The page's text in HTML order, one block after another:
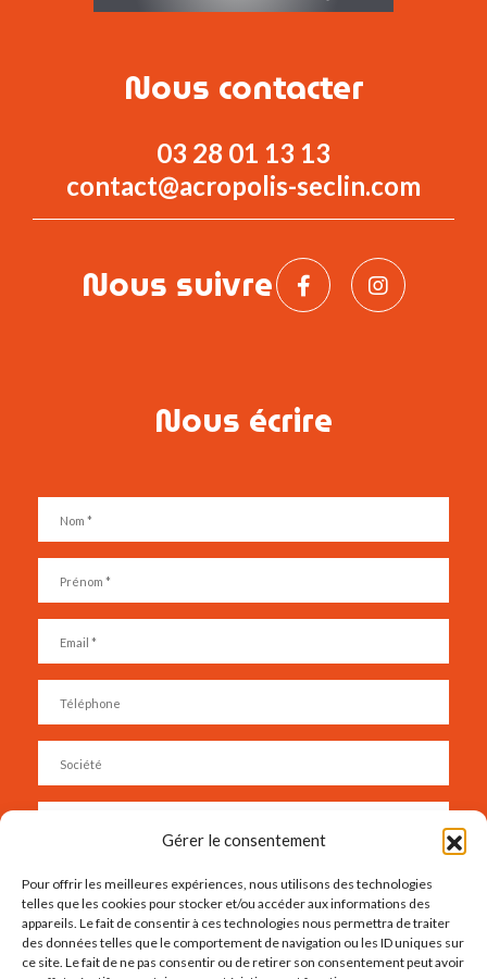
Gérer le consentement
Pour offrir les meilleures expériences, nous utilisons des technologies
telles que les cookies pour stocker et/ou accéder aux informations des
appareils. Le fait de consentir à ces technologies nous permettra de traiter
des données telles que le comportement de navigation ou les ID uniques sur
ce site. Le fait de ne pas consentir ou de retirer son consentement peut avoir
Nous contacter
03 28 01 13 13
contact@acropolis-seclin.com
Nous suivre
Nous écrire